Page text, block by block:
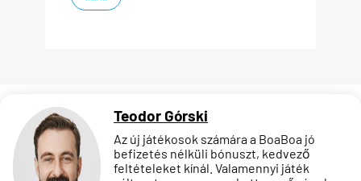
Teodor Górski
Az új játékosok számára a BoaBoa jó
befizetés nélküli bónuszt, kedvező
feltételeket kínál. Valamennyi játék